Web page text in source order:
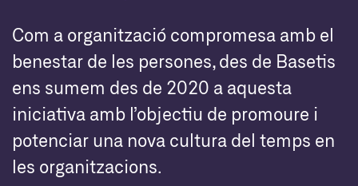
Com a organització compromesa amb el
benestar de les persones, des de Basetis
ens sumem des de 2020 a aquesta
iniciativa amb l’objectiu de promoure i
potenciar una nova cultura del temps en
les organitzacions.